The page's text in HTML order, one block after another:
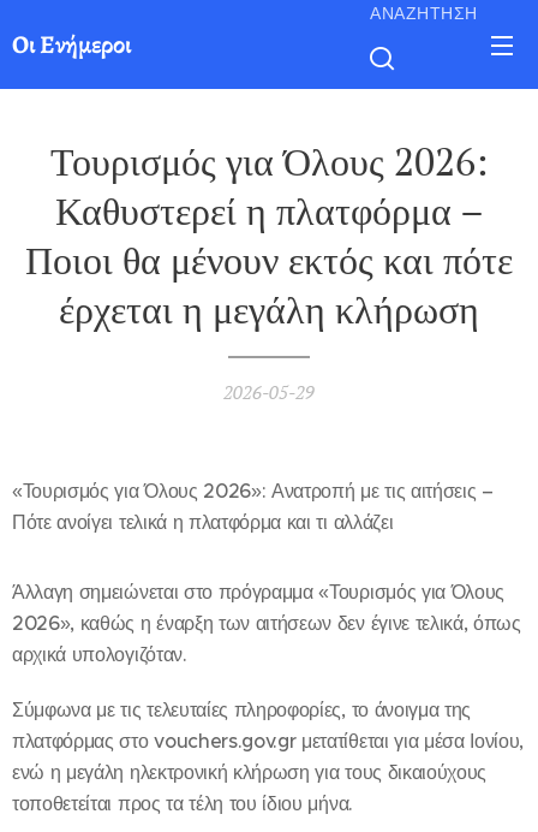
Οι Ενήμεροι
ΑΝΑΖΉΤΗΣΗ
Τουρισμός για Όλους 2026:
Καθυστερεί η πλατφόρμα –
Ποιοι θα μένουν εκτός και πότε
έρχεται η μεγάλη κλήρωση
2026-05-29
«Τουρισμός για Όλους 2026»: Ανατροπή με τις αιτήσεις –
Πότε ανοίγει τελικά η πλατφόρμα και τι αλλάζει
Άλλαγη σημειώνεται στο πρόγραμμα «Τουρισμός για Όλους
2026», καθώς η έναρξη των αιτήσεων δεν έγινε τελικά, όπως
αρχικά υπολογιζόταν.
Σύμφωνα με τις τελευταίες πληροφορίες, το άνοιγμα της
πλατφόρμας στο vouchers.gov.gr μετατίθεται για μέσα Ιονίου,
ενώ η μεγάλη ηλεκτρονική κλήρωση για τους δικαιούχους
τοποθετείται προς τα τέλη του ίδιου μήνα.